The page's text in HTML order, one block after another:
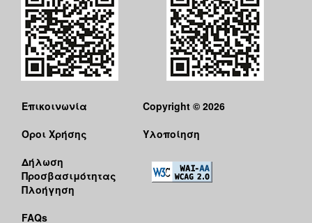
Επικοινωνία
Όροι Χρήσης
Δήλωση
Προσβασιμότητας
Πλοήγηση
FAQs
Copyright © 2026
Υλοποίηση